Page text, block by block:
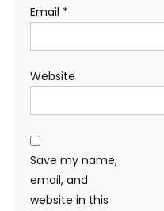
Email *
Website
Save my name,
email, and
website in this